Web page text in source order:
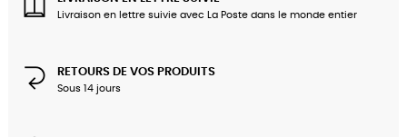
Livraison en lettre suivie avec La Poste dans le monde entier
RETOURS DE VOS PRODUITS
Sous 14 jours